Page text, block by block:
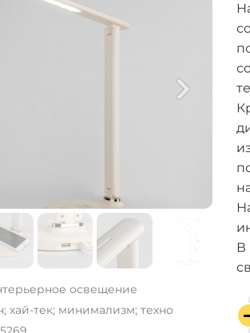
освещение
хай-тек; минимализм; техно
В